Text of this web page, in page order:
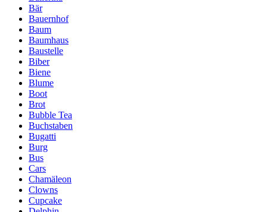
Bär
Bauernhof
Baum
Baumhaus
Baustelle
Biber
Biene
Blume
Boot
Brot
Bubble Tea
Buchstaben
Bugatti
Burg
Bus
Cars
Chamäleon
Clowns
Cupcake